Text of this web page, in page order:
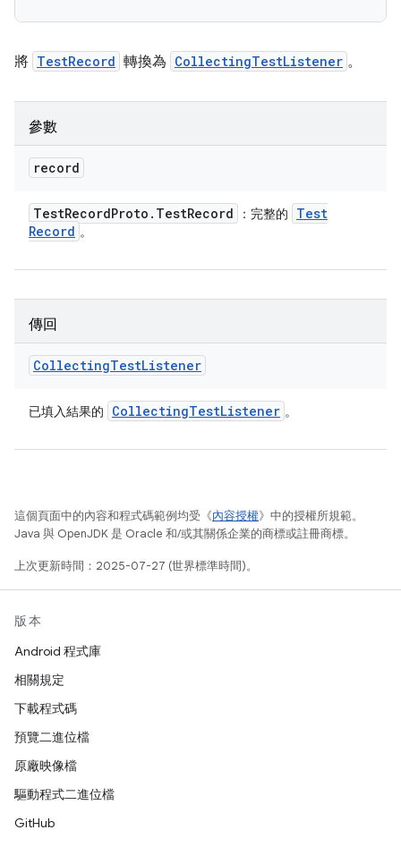
將 TestRecord 轉換為 CollectingTestListener 。
參數
record
TestRecordProto . TestRecord ：完整的
Test
Record 。
傳回
CollectingTestListener
已填入結果的 CollectingTestListener 。
這個頁面中的內容和程式碼範例均受《內容授權》中的授權所規範。
Java 與 OpenJDK 是 Oracle 和/或其關係企業的商標或註冊商標。
上次更新時間：2025-07-27 (世界標準時間)。
版本
Android 程式庫
相關規定
下載程式碼
預覽二進位檔
原廠映像檔
驅動程式二進位檔
GitHub